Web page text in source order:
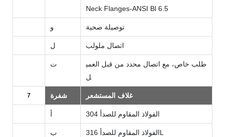
Neck Flanges-ANSI Bl 6.5
و توصيلة صحية
ل اتصال ملولب
ت
طلب خاص، مع اتصال محدد من قبل العمي
ل
7 شفرة غلاف المستشعر
أ الفولاذ المقاوم للصدأ 304
ب الفولاذ المقاوم للصدأ 316L